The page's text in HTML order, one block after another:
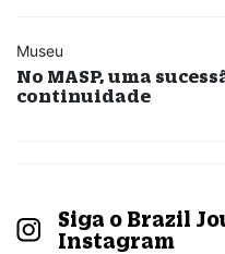
Museu
No MASP, uma
continuidade
Siga o Brazil
Instagram